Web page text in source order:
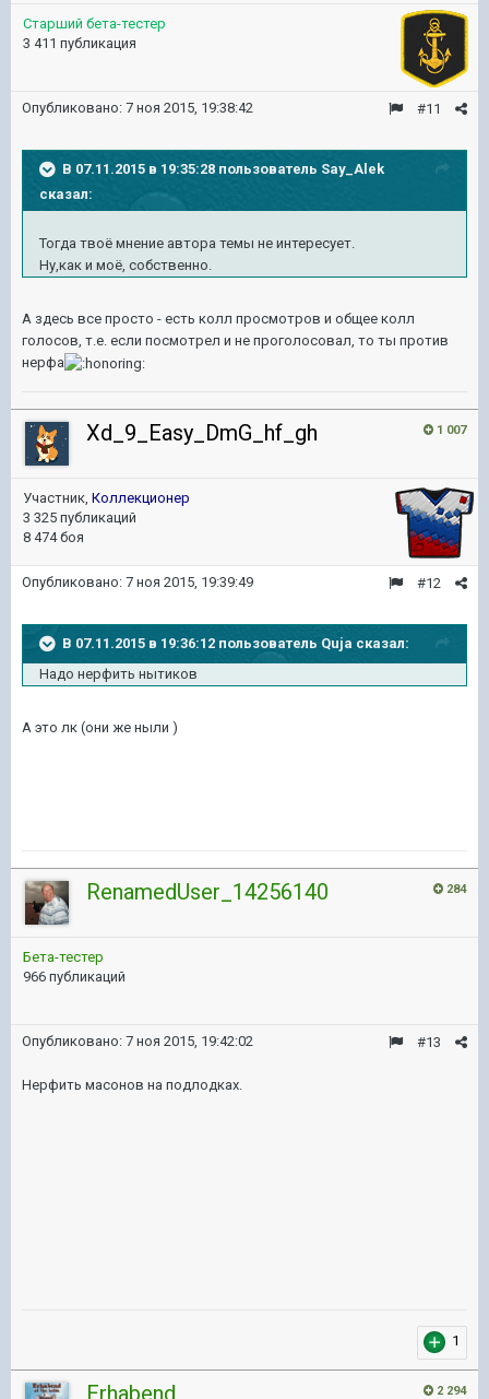
Старший бета-тестер
3 411 публикация
#11
Опубликовано: 7 ноя 2015, 19:38:42
В 07.11.2015 в 19:35:28 пользователь Say_Alek
сказал:
Тогда твоё мнение автора темы не интересует.
Ну,как и моё, собственно.
А здесь все просто - есть колл просмотров и общее колл
голосов, т.е. если посмотрел и не проголосовал, то ты против
нерфа
1 007
Xd_9_Easy_DmG_hf_gh
Участник, Коллекционер
3 325 публикаций
8 474 боя
#12
Опубликовано: 7 ноя 2015, 19:39:49
В 07.11.2015 в 19:36:12 пользователь Quja сказал:
Надо нерфить нытиков
А это лк (они же ныли )
284
RenamedUser_14256140
Бета-тестер
966 публикаций
#13
Опубликовано: 7 ноя 2015, 19:42:02
Нерфить масонов на подлодках.
1
2 294
Erhabend